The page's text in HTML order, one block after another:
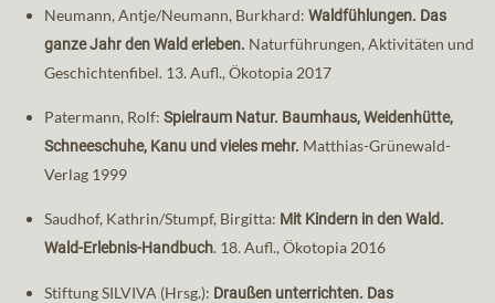
Neumann, Antje/Neumann, Burkhard: Waldfühlungen. Das
ganze Jahr den Wald erleben. Naturführungen, Aktivitäten und
Geschichtenfibel. 13. Aufl., Ökotopia 2017
Patermann, Rolf: Spielraum Natur. Baumhaus, Weidenhütte,
Schneeschuhe, Kanu und vieles mehr. Matthias-Grünewald-
Verlag 1999
Saudhof, Kathrin/Stumpf, Birgitta: Mit Kindern in den Wald.
Wald-Erlebnis-Handbuch. 18. Aufl., Ökotopia 2016
Stiftung SILVIVA (Hrsg.): Draußen unterrichten. Das